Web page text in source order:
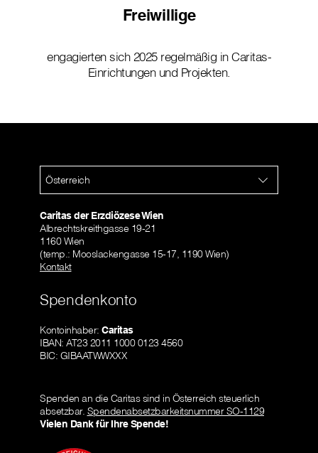
Freiwillige
engagierten sich 2025 regelmäßig in Caritas-
Einrichtungen und Projekten.
Österreich
Caritas der Erzdiözese Wien
Albrechtskreithgasse 19-21
1160 Wien
(temp.: Mooslackengasse 15-17, 1190 Wien)
Kontakt
Spendenkonto
Kontoinhaber: Caritas
IBAN: AT23 2011 1000 0123 4560
BIC: GIBAATWWXXX
Spenden an die Caritas sind in Österreich steuerlich
absetzbar. Spendenabsetzbarkeitsnummer SO-1129
Vielen Dank für Ihre Spende!